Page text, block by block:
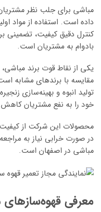
مباشی برای جلب نظر
داده است. استفاده از مواد
کنترل دقیق کیفیت، تضمینی
بادوام به مشتریان است.
یکی از نقاط قوت برند مباشی،
مقایسه با برندهای مشابه
تولید انبوه و بهینه‌سازی
خود را به نفع مشتریان
محصولات این شرکت از کیفیت
در صورت خرابی نیاز به
مباشی در اصفهان است.
معرفی